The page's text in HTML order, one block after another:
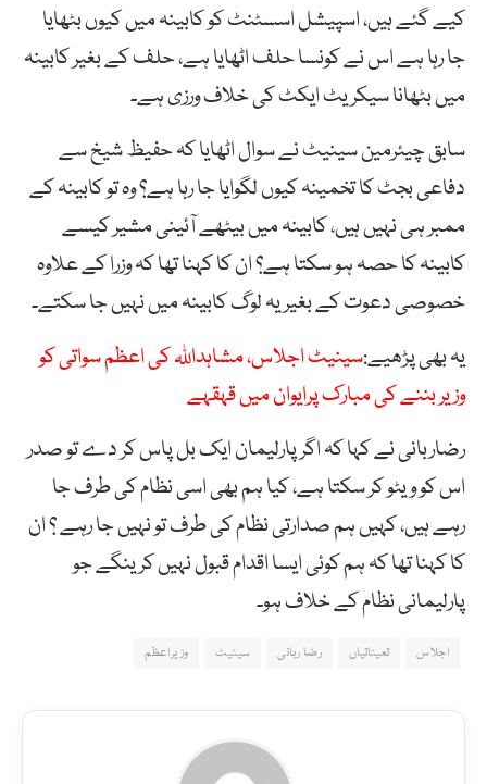
کیے گئے ہیں، اسپیشل اسسٹنٹ کو کابینہ میں کیوں بٹھایا
جا رہا ہے اس نے کونسا حلف اٹھایا ہے، حلف کے بغیر کابینہ
میں بٹھانا سیکریٹ ایکٹ کی خلاف ورزی ہے۔
سابق چیئرمین سینیٹ نے سوال اٹھایا کہ حفیظ شیخ سے
دفاعی بجٹ کا تخمینہ کیوں لگوایا جا رہا ہے؟ وہ تو کابینہ کے
ممبر ہی نہیں ہیں، کابینہ میں بیٹھے آئینی مشیر کیسے
کابینہ کا حصہ ہو سکتا ہے؟ ان کا کہنا تھا کہ وزرا کے علاوہ
خصوصی دعوت کے بغیر یہ لوگ کابینہ میں نہیں جا سکتے۔
یہ بھی پڑھیے:سینیٹ اجلاس، مشاہداللہ کی اعظم سواتی کو
وزیر بننے کی مبارک پرایوان میں قہقہے
رضاربانی نے کہا کہ اگر پارلیمان ایک بل پاس کر دے تو صدر
اس کو ویٹو کر سکتا ہے، کیا ہم بھی اسی نظام کی طرف جا
رہے ہیں، کہیں ہم صدارتی نظام کی طرف تو نہیں جا رہے ؟ ان
کا کہنا تھا کہ ہم کوئی ایسا اقدام قبول نہیں کرینگے جو
پارلیمانی نظام کے خلاف ہو۔
اجلاس تعیناتیاں رضا ربانی سینیٹ وزیراعظم